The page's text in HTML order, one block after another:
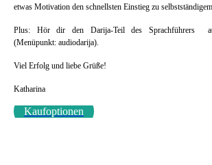
etwas Motivation den schnellsten Einstieg zu
Plus: Hör dir den Darija-Teil des Sprachführers
(Menüpunkt: audiodarija).
Viel Erfolg und liebe Grüße!
Katharina
Kaufoptionen